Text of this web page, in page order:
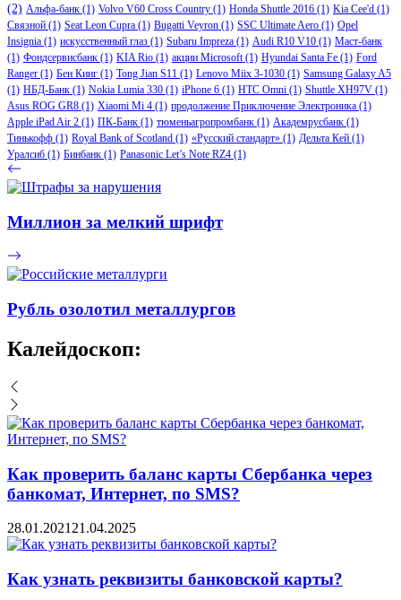
(2) Альфа-банк (1) Volvo V60 Cross Country (1) Honda Shuttle 2016 (1) Kia Cee'd (1)
Связной (1) Seat Leon Cupra (1) Bugatti Veyron (1) SSC Ultimate Aero (1) Opel
Insignia (1) искусственный глаз (1) Subaru Impreza (1) Audi R10 V10 (1) Маст-банк
(1) Фондсервисбанк (1) KIA Rio (1) акции Microsoft(1) Hyundai Santa Fe (1) Ford
Ranger (1) Бен Кинг (1) Tong Jian S11 (1) Lenovo Miix 3-1030 (1) Samsung Galaxy A5
(1) НБД-Банк (1) Nokia Lumia 330 (1) iPhone 6 (1) HTC Omni (1) Shuttle XH97V (1)
Asus ROG GR8 (1) Xiaomi Mi 4 (1) продолжение Приключение Электроника (1)
Apple iPad Air 2 (1) ПК-Банк (1) тюменьагропромбанк (1) Академрусбанк (1)
Тинькофф (1) Royal Bank of Scotland (1) «Русский стандарт» (1) Дельта Кей (1)
Уралсиб (1) Бинбанк (1) Panasonic Let’s Note RZ4 (1)
Миллион за мелкий шрифт
Рубль озолотил металлургов
Калейдоскоп:
Как проверить баланс карты Сбербанка через
банкомат, Интернет, по SMS?
28.01.2021 21.04.2025
Как узнать реквизиты банковской карты?